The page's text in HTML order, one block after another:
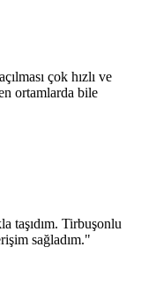
çok hızlı ve
ortamlarda bile
taşıdım. Tirbuşonlu
sağladım."